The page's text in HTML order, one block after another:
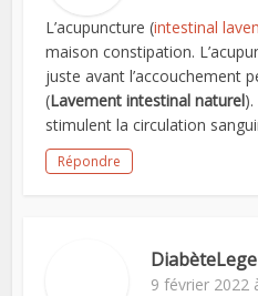
L’acupuncture (intestinal
maison constipation.
juste avant l’accouchement
(Lavement intestinal naturel
stimulent la circulation
Répondre
9 février 2022